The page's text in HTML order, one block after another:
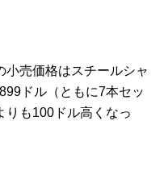
売価格はスチールシャ
ドル（ともに7本セッ
りも100ドル高くなっ